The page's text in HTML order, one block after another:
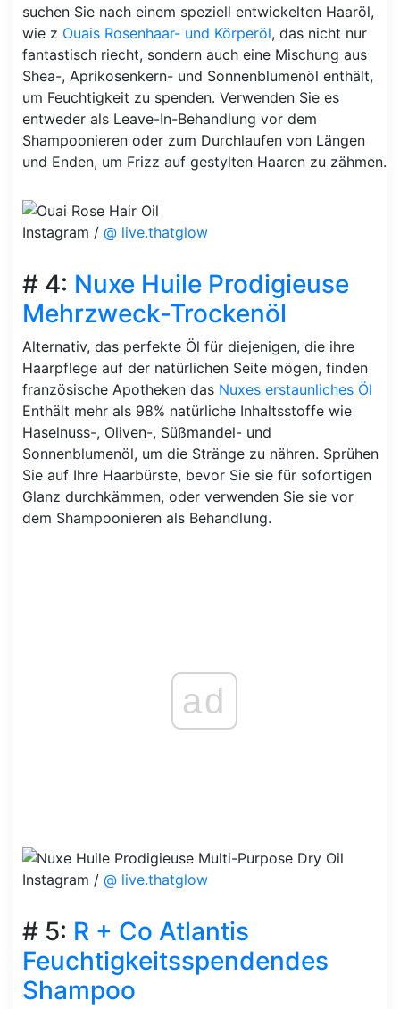
suchen Sie nach einem speziell entwickelten Haaröl,
wie z Ouais Rosenhaar- und Körperöl, das nicht nur
fantastisch riecht, sondern auch eine Mischung aus
Shea-, Aprikosenkern- und Sonnenblumenöl enthält,
um Feuchtigkeit zu spenden. Verwenden Sie es
entweder als Leave-In-Behandlung vor dem
Shampoonieren oder zum Durchlaufen von Längen
und Enden, um Frizz auf gestylten Haaren zu zähmen.
Instagram / @ live.thatglow
# 4: Nuxe Huile Prodigieuse
Mehrzweck-Trockenöl
Alternativ, das perfekte Öl für diejenigen, die ihre
Haarpflege auf der natürlichen Seite mögen, finden
französische Apotheken das Nuxes erstaunliches Öl
Enthält mehr als 98% natürliche Inhaltsstoffe wie
Haselnuss-, Oliven-, Süßmandel- und
Sonnenblumenöl, um die Stränge zu nähren. Sprühen
Sie auf Ihre Haarbürste, bevor Sie sie für sofortigen
Glanz durchkämmen, oder verwenden Sie sie vor
dem Shampoonieren als Behandlung.
ad
Instagram / @ live.thatglow
# 5: R + Co Atlantis
Feuchtigkeitsspendendes
Shampoo